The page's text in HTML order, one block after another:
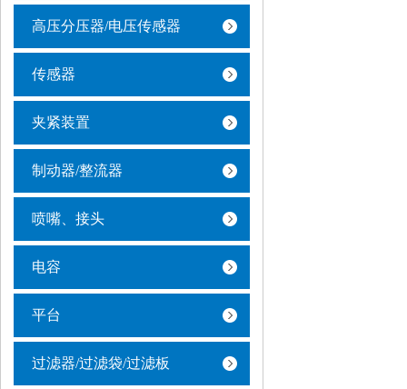
高压分压器/电压传感器
传感器
夹紧装置
制动器/整流器
喷嘴、接头
电容
平台
过滤器/过滤袋/过滤板